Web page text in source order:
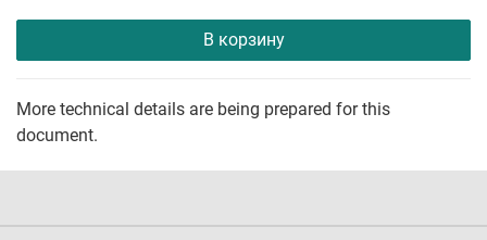
В корзину
More technical details are being prepared for this
document.